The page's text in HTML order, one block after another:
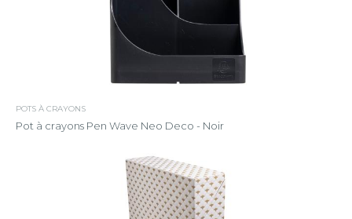
POTS À CRAYONS
Pot à crayons Pen Wave Neo Deco - Noir